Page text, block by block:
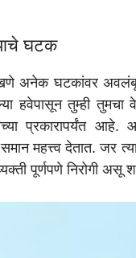
घटक
अनेक घटकांवर
हवेपासून तुम्ही तुमचा
प्रकारापर्यंत आहे.
महत्त्व देतात. जर
पूर्णपणे निरोगी असू